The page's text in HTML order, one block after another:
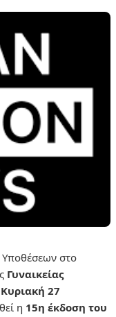
στο
Γυναικείας
Κυριακή 27
η 15η έκδοση του